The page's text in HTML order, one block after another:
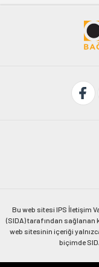
Bu web sitesi IPS İletişim
(SIDA) tarafından sağlanan
web sitesinin içeriği
biçimde